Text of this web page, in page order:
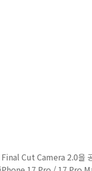
Cut Camera 2.0을